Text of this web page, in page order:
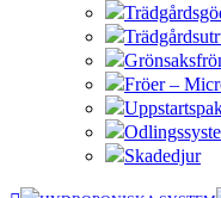
Fröer –
Skadedjur